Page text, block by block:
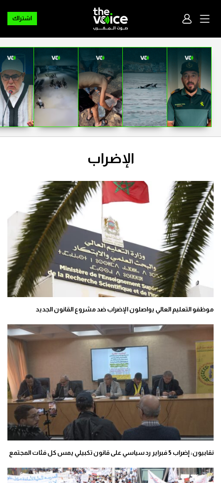
اشتراك
الإضراب
موظفو التعليم العالي يواصلون الإضراب ضد مشروع القانون الجديد
نقابيون: إضراب 5 فبراير رد سياسي على قانون تكبيلي يمس كل فئات المجتمع